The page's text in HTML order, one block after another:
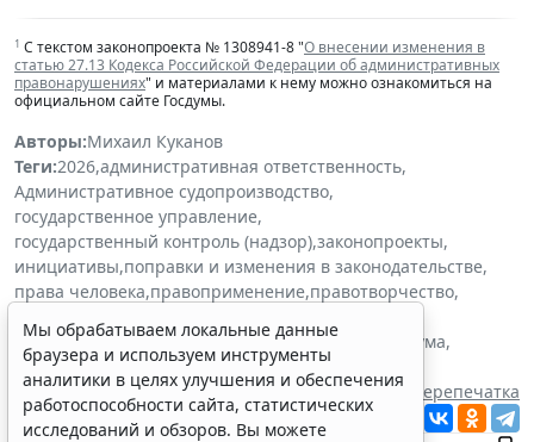
1 С текстом законопроекта № 1308941-8 "О внесении изменения в
статью 27.13 Кодекса Российской Федерации об административных
правонарушениях" и материалами к нему можно ознакомиться на
официальном сайте Госдумы.
Авторы:Михаил Куканов
Теги:2026,административная ответственность,
Административное судопроизводство,
государственное управление,
государственный контроль (надзор),законопроекты,
инициативы,поправки и изменения в законодательстве,
права человека,правоприменение,правотворчество,
транспорт и перевозки,физлица,экономика Госдума,
Президент РФ,Совет Федерации
Источник:ГАРАНТ.РУ
Перепечатка
Читать ГАРАНТ.РУ в
Новости и Дзен
Мы обрабатываем локальные данные
браузера и используем инструменты
аналитики в целях улучшения и обеспечения
работоспособности сайта, статистических
исследований и обзоров. Вы можете